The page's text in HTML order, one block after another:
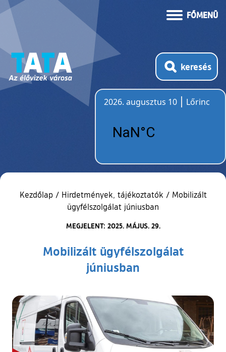
FŐMENÜ
keresés
2026. augusztus 10
Lőrinc
Kezdőlap / Hirdetmények, tájékoztatók / Mobilizált
ügyfélszolgálat júniusban
MEGJELENT: 2025. MÁJUS. 29.
Mobilizált ügyfélszolgálat
júniusban